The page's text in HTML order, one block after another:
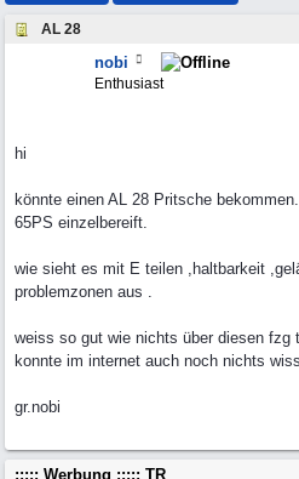
AL 28
nobi
Enthusiast
hi
könnte einen AL 28 Pritsche bekommen.
65PS einzelbereift.
wie sieht es mit E teilen ,haltbarkeit
problemzonen aus .
weiss so gut wie nichts über diesen fzg
konnte im internet auch noch nichts
gr.nobi
::::: Werbung ::::: TR